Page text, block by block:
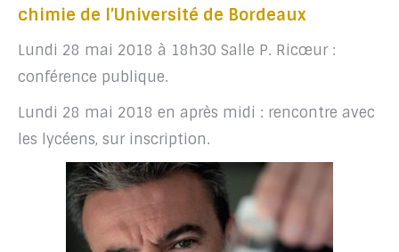
chimie de l’Université de Bordeaux
Lundi 28 mai 2018 à 18h30 Salle P. Ricœur :
conférence publique.
Lundi 28 mai 2018 en après midi : rencontre avec
les lycéens, sur inscription.